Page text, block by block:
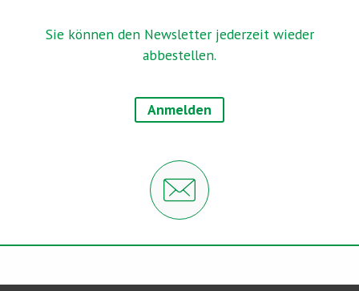
Sie können den Newsletter jederzeit wieder
abbestellen.
Anmelden